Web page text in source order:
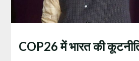
COP26 में भारत की